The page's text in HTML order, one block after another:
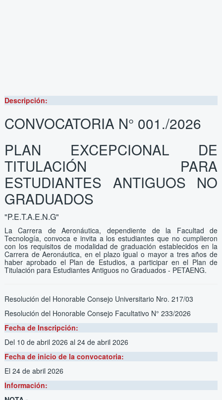
Descripción:
CONVOCATORIA N° 001./2026
PLAN EXCEPCIONAL DE
TITULACIÓN PARA
ESTUDIANTES ANTIGUOS NO
GRADUADOS
"P.E.T.A.E.N.G"
La Carrera de Aeronáutica, dependiente de la Facultad de
Tecnología, convoca e invita a los estudiantes que no cumplieron
con los requisitos de modalidad de graduación establecidos en la
Carrera de Aeronáutica, en el plazo igual o mayor a tres años de
haber aprobado el Plan de Estudios, a participar en el Plan de
Titulación para Estudiantes Antiguos no Graduados - PETAENG.
Resolución del Honorable Consejo Universitario Nro. 217/03
Resolución del Honorable Consejo Facultativo N° 233/2026
Fecha de Inscripción:
Del 10 de abril 2026 al 24 de abril 2026
Fecha de inicio de la convocatoria:
El 24 de abril 2026
Información: